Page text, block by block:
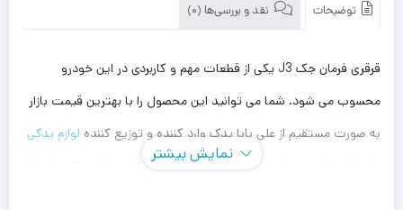
توضیحات نقد و بررسی‌ها (0)
قرقری فرمان جک J3 یکی از قطعات مهم و کاربردی در این خودرو
محسوب می شود. شما می توانید این محصول را با بهترین قیمت بازار
به صورت مستقیم از علی بابا یدک وارد کننده و توزیع کننده لوازم یدکی
، با بهترین قیمت خریداری کنید. توجه داشته باشید که علی بابا
نمایش بیشتر